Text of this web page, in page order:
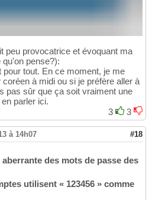
peu provocatrice et évoquant ma
pense?):
pour tout. En ce moment, je me
à midi ou si je préfère aller à
pas sûr que ça soit vraiment une
parler ici.
3
3
à 14h07 #18
aberrante des mots de passe des
utilisent « 123456 » comme